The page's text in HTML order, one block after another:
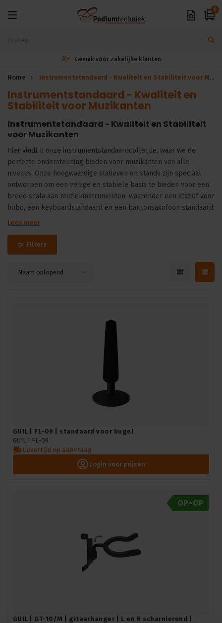
0
Gemak voor zakelijke klanten
Home Instrumentstandaard - Kwaliteit en Stabiliteit voor Muzikanten
Instrumentstandaard - Kwaliteit en
Stabiliteit voor Muzikanten
Instrumentstandaard - Kwaliteit en Stabiliteit
voor Muzikanten
Hier vindt u onze instrumentstandaardcollectie, waar we de
perfecte ondersteuning bieden voor muzikanten van alle
niveaus. Onze hoogwaardige statieven en stands zijn speciaal
ontworpen om een veilige en stabiele basis te bieden voor een
breed scala aan muziekinstrumenten, waaronder een statief voor
hobo, een keyboardstandaard en een baritonsaxofoon standaard.
Lees meer
Filters
Naam oplopend
GUIL | FL-09 | standaard voor bugel
GUIL |
FL-09
Levertijd op aanvraag
Login voor prijzen
OP=OP
GUIL | GT-10/M | gitaarhanger | L en R scharnierend |